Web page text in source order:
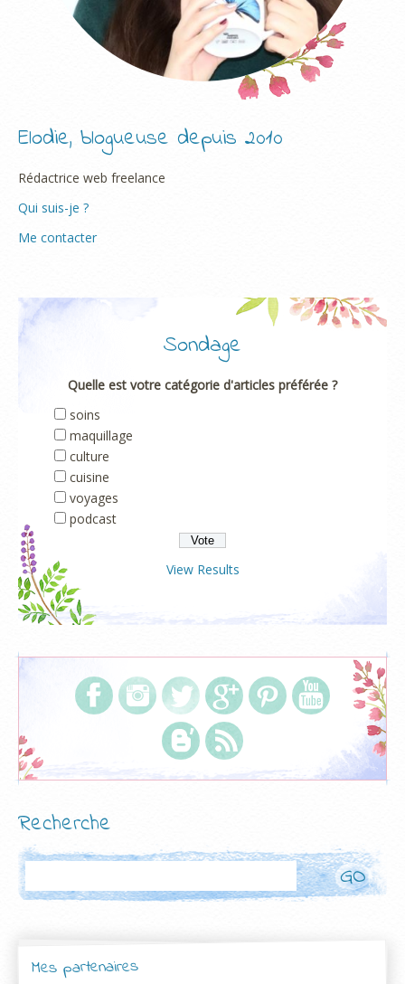
Elodie, blogueuse depuis 2010
Rédactrice web freelance
Qui suis-je ?
Me contacter
Sondage
Quelle est votre catégorie d'articles préférée ?
soins
maquillage
culture
cuisine
voyages
podcast
View Results
Recherche
Mes partenaires